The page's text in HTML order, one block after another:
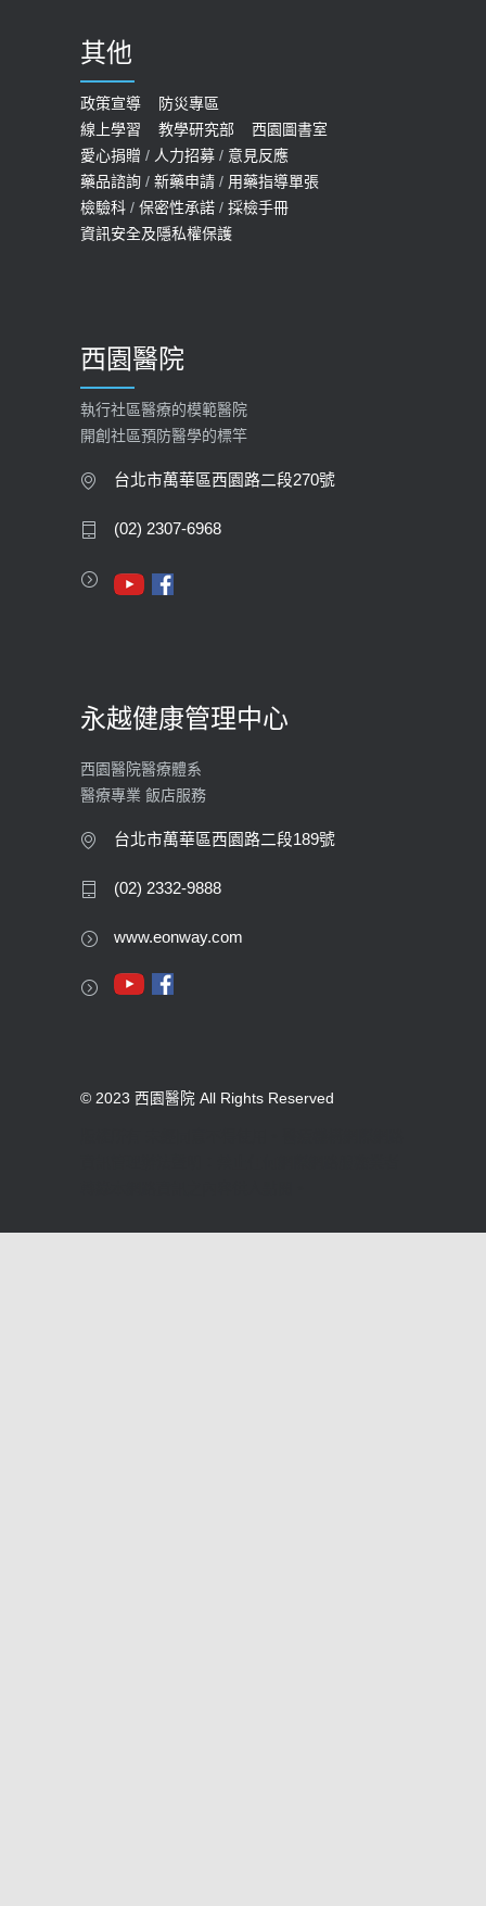
預約
2022-01-07
114年【公費流感及新冠疫苗】門診
預約
2025-09-30
【快速肝癌篩檢MRI】新檢查服務
2026-02-06
大吃大喝、肥胖害到膽囊！膽結石、
膽息肉如何處理？
2023-09-27
其他
政策宣導
防災專區
線上學習
教學研究部
西園圖書室
愛心捐贈 / 人力招募 / 意見反應
藥品諮詢 / 新藥申請 / 用藥指導單張
檢驗科 / 保密性承諾 / 採檢手冊
資訊安全及隱私權保護
西園醫院
執行社區醫療的模範醫院
開創社區預防醫學的標竿
台北市萬華區西園路二段270號
(02) 2307-6968
永越健康管理中心
西園醫院醫療體系
醫療專業 飯店服務
台北市萬華區西園路二段189號
(02) 2332-9888
www.eonway.com
© 2023 西園醫院 All Rights Reserved